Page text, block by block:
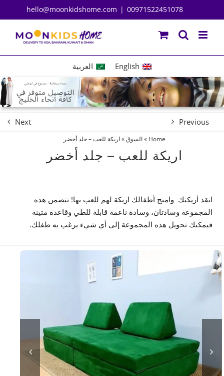
to
content
00971522451078
|
hello@moonkidshome.com
English العربية
Previous
Next
Home
»السوق»اريكة للعب – جلد أخضر
اريكة للعب – جلد أخضر
انقذ أريكتك وامنح أطفالك اريكة لهم للعب بها! تتضمن هذه
المجموعة وسادتان، وسادة ناعمة قابلة للطي وقاعدة متينة
فيمكنك تحويل هذه المجموعة إلى أي شيء يرغب به طفلك.